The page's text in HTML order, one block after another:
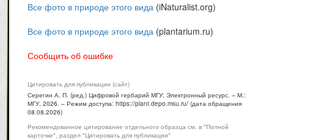
Все фото в природе этого вида (iNaturalist.org)
Все фото в природе этого вида (plantarium.ru)
Сообщить об ошибке
Цитировать для публикации (сайт)
Серегин А. П. (ред.) Цифровой гербарий МГУ: Электронный ресурс. – М.:
МГУ, 2026. – Режим доступа: https://plant.depo.msu.ru/ (дата обращения
08.08.2026)
Рекомендованное цитирование отдельного образца см. в "Полной
карточке", раздел "Цитировать для публикации"